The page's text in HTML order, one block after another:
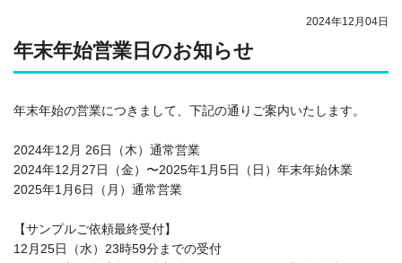
年末年始営業日のお知らせ
2024年12月04日
年末年始の営業につきまして、下記の通りご案内いたします。
2024年12月 26日（木）通常営業
2024年12月27日（金）〜2025年1月5日（日）年末年始休業
2025年1月6日（月）通常営業
【サンプルご依頼最終受付】
12月25日（水）23時59分までの受付